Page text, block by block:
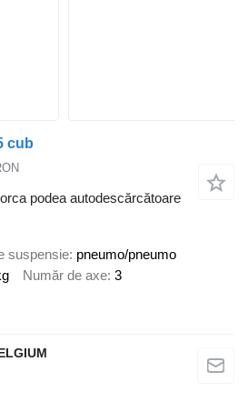
cub
podea autodescărcătoare
suspensie pneumo/pneumo
Număr de axe 3